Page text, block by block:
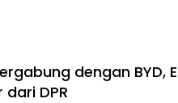
dengan BYD,
dari DPR